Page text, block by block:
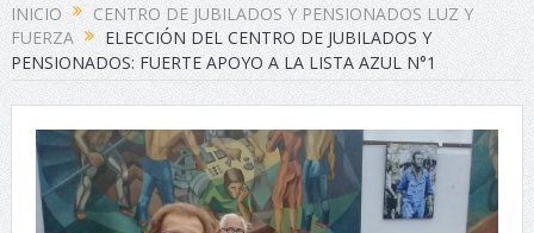
INICIO
CENTRO DE JUBILADOS Y PENSIONADOS LUZ Y
FUERZA
ELECCIÓN DEL CENTRO DE JUBILADOS Y
PENSIONADOS: FUERTE APOYO A LA LISTA AZUL N°1